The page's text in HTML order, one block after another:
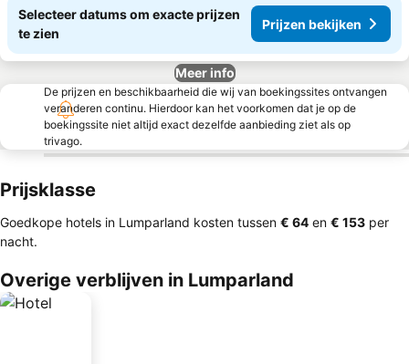
Selecteer datums om exacte prijzen
te zien
Prijzen bekijken
Meer info
De prijzen en beschikbaarheid die wij van boekingssites ontvangen
veranderen continu. Hierdoor kan het voorkomen dat je op de
boekingssite niet altijd exact dezelfde aanbieding ziet als op
trivago.
Prijsklasse
Goedkope hotels in Lumparland kosten tussen ‎€ 64 en ‎€ 153 per
nacht.
Overige verblijven in Lumparland